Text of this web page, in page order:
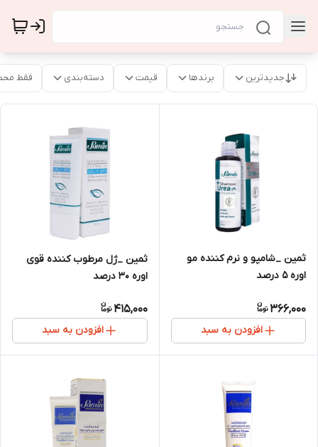
جدیدترین برندها قیمت دسته‌بندی فقط
ثمین _شامپو و نرم کننده مو
اوره 5 درصد
366,000
افزودن به سبد
ثمین _ژل مرطوب کننده قوی
اوره 30 درصد
415,000
افزودن به سبد